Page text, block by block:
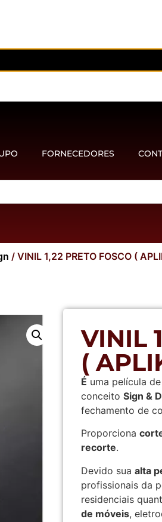
FORNECEDORES
/ VINIL 1,22 PRETO FOSCO (
VINIL
(
É uma película de
conceito Sign &
fechamento de
Proporciona
recorte.
Devido sua alta
profissionais da
residenciais
de móveis,